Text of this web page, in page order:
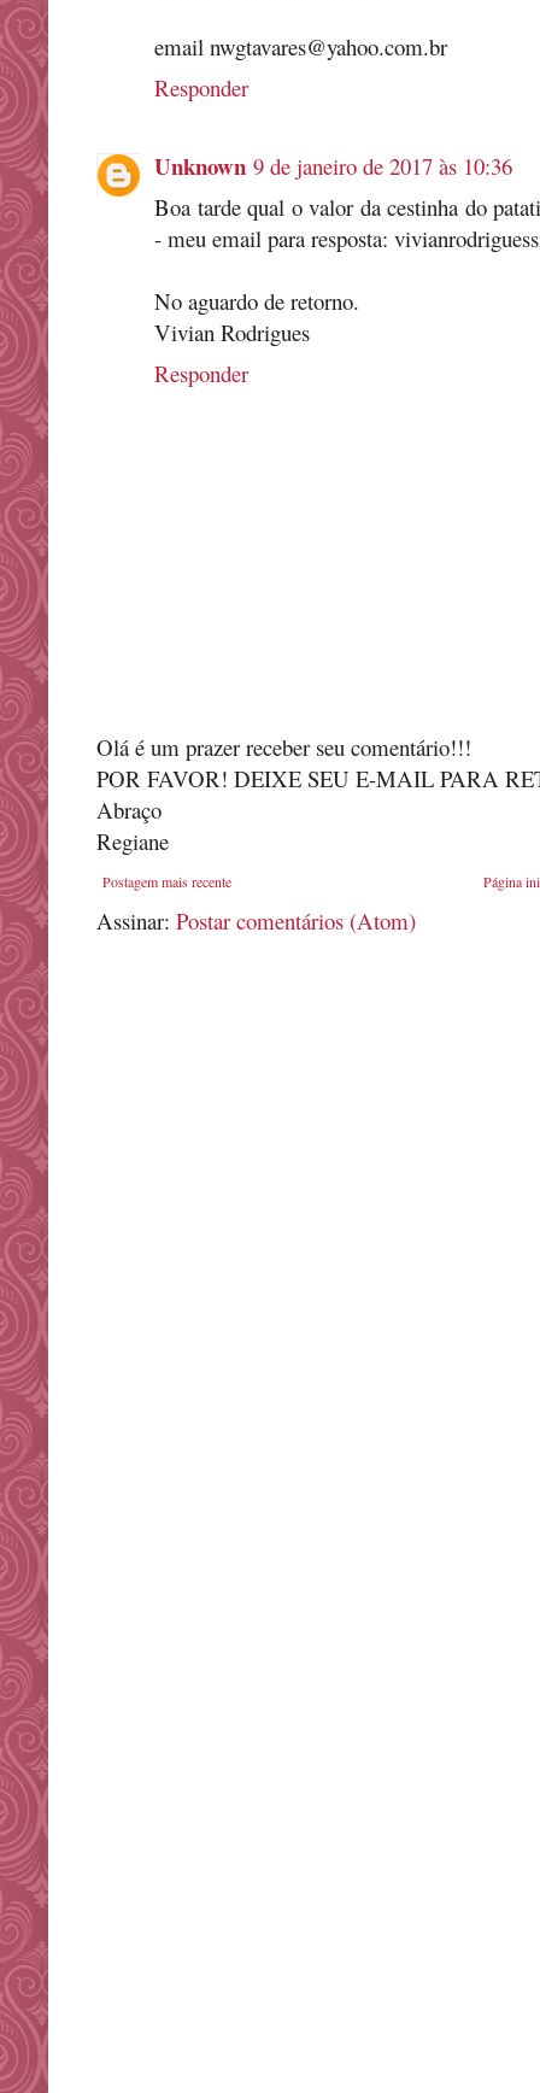
email nwgtavares@yahoo.com.br
Responder
Unknown 9 de janeiro de 2017 às 10:36
Boa tarde qual o valor da cestinha do
- meu email para resposta:
No aguardo de retorno.
Vivian Rodrigues
Responder
Olá é um prazer receber seu comentário!!!
POR FAVOR! DEIXE SEU E-MAIL PARA
Abraço
Regiane
Postagem mais recente Página
Assinar: Postar comentários (Atom)